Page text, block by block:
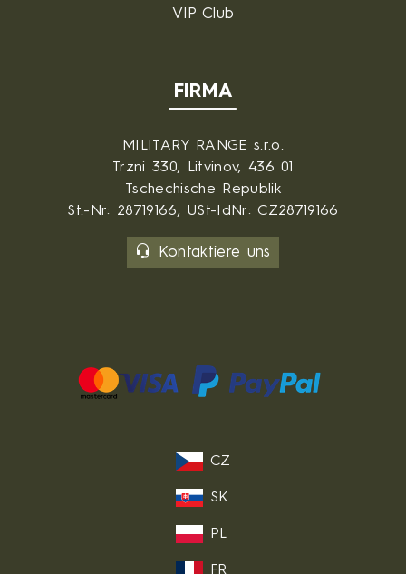
VIP Club
FIRMA
MILITARY RANGE s.r.o.
Trzni 330, Litvinov, 436 01
Tschechische Republik
St.-Nr: 28719166, USt-IdNr: CZ28719166
Kontaktiere uns
CZ
SK
PL
FR